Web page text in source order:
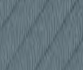
оптимальный